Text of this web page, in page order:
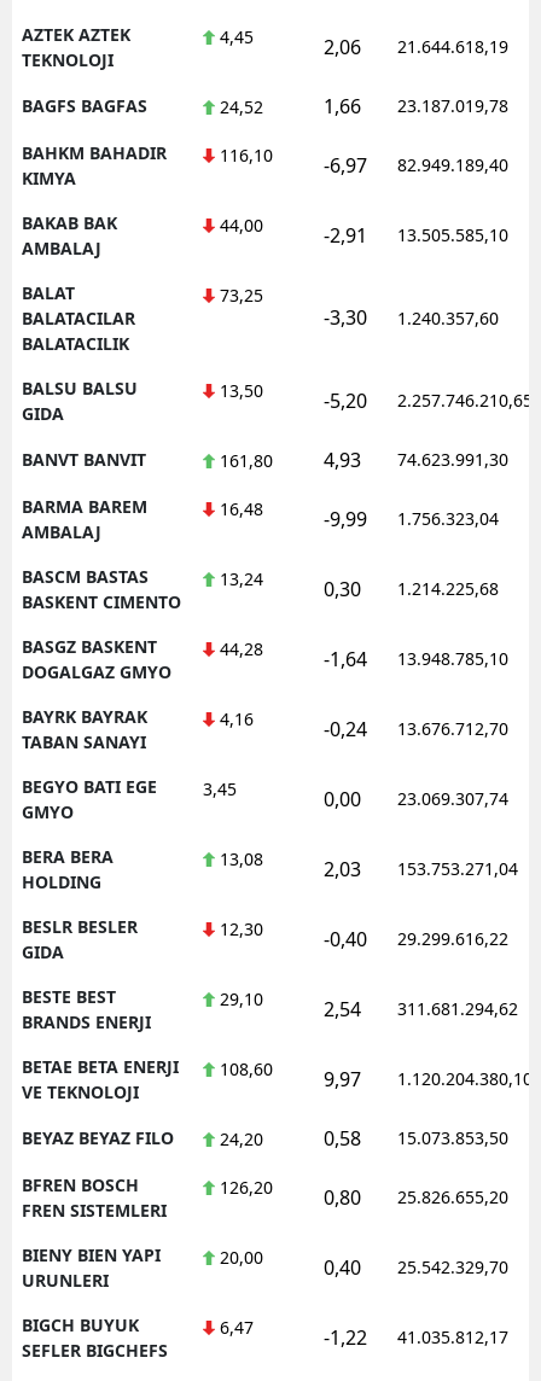
AZTEK AZTEK
TEKNOLOJI
4,45 2,06 21.644.618,19
BAGFS BAGFAS 24,52 1,66 23.187.019,78
BAHKM BAHADIR
KIMYA
116,10 -6,97 82.949.189,40
BAKAB BAK
AMBALAJ
44,00 -2,91 13.505.585,10
BALAT
BALATACILAR
BALATACILIK
73,25
-3,30 1.240.357,60
BALSU BALSU
GIDA
13,50 -5,20 2.257.746.210,65
BANVT BANVIT 161,80 4,93 74.623.991,30
BARMA BAREM
AMBALAJ
16,48 -9,99 1.756.323,04
BASCM BASTAS
BASKENT CIMENTO
13,24 0,30 1.214.225,68
BASGZ BASKENT
DOGALGAZ GMYO
44,28 -1,64 13.948.785,10
BAYRK BAYRAK
TABAN SANAYI
4,16 -0,24 13.676.712,70
BEGYO BATI EGE
GMYO
3,45 0,00 23.069.307,74
BERA BERA
HOLDING
13,08 2,03 153.753.271,04
BESLR BESLER
GIDA
12,30 -0,40 29.299.616,22
BESTE BEST
BRANDS ENERJI
29,10 2,54 311.681.294,62
BETAE BETA ENERJI
VE TEKNOLOJI
108,60 9,97 1.120.204.380,10
BEYAZ BEYAZ FILO 24,20 0,58 15.073.853,50
BFREN BOSCH
FREN SISTEMLERI
126,20 0,80 25.826.655,20
BIENY BIEN YAPI
URUNLERI
20,00 0,40 25.542.329,70
BIGCH BUYUK
SEFLER BIGCHEFS
6,47 -1,22 41.035.812,17